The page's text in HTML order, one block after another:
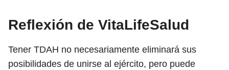
Reflexión de VitaLifeSalud
Tener TDAH no necesariamente eliminará sus
posibilidades de unirse al ejército, pero puede